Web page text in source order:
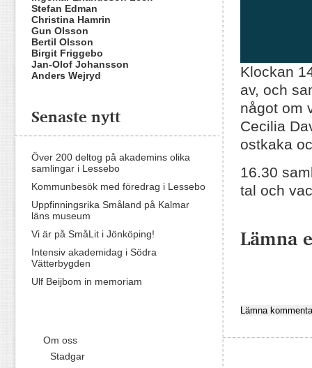
Klockan
av, och
något om
Cecilia
ostkaka
16.30
tal och
Lämna
Stefan Edman
Christina Hamrin
Gun Olsson
Bertil Olsson
Birgit Friggebo
Jan-Olof Johansson
Anders Wejryd
Senaste nytt
Över 200 deltog på akademins olika
samlingar i Lessebo
Kommunbesök med föredrag i Lessebo
Uppfinningsrika Småland på Kalmar
läns museum
Vi är på SmåLit i Jönköping!
Intensiv akademidag i Södra
Vätterbygden
Ulf Beijbom in memoriam
Om oss
Stadgar